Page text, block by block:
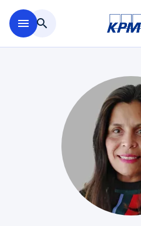
menu search